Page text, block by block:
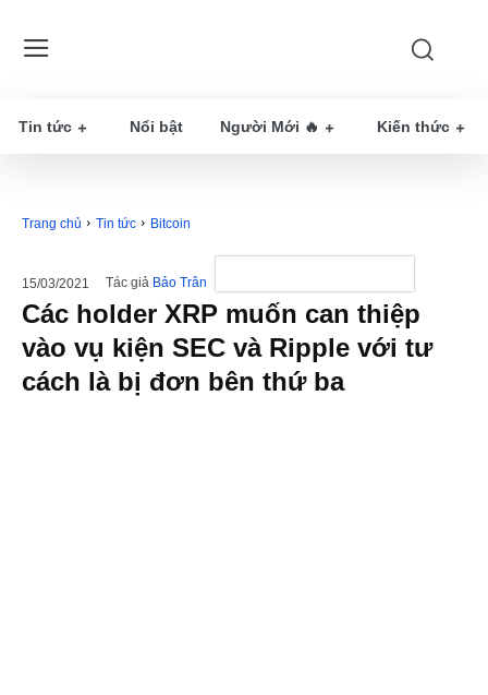
Tin tức Nổi bật Người Mới 🔥 Kiến thức
Trang chủ Tin tức Bitcoin
15/03/2021 Tác giả Bảo Trân
Các holder XRP muốn can thiệp
vào vụ kiện SEC và Ripple với tư
cách là bị đơn bên thứ ba